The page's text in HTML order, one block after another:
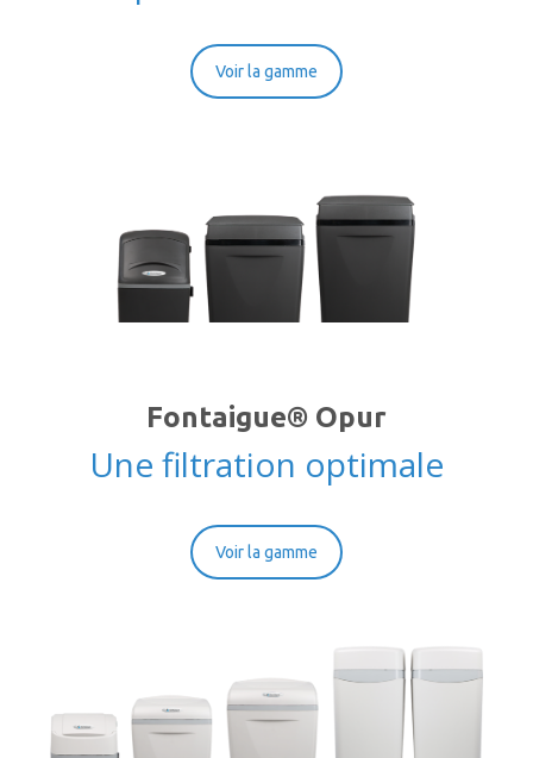
Voir la gamme
Fontaigue® Opur
Une filtration optimale
Voir la gamme